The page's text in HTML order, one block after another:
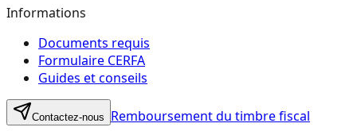
Informations
Documents requis
Formulaire CERFA
Guides et conseils
Contactez-nous Remboursement du timbre fiscal